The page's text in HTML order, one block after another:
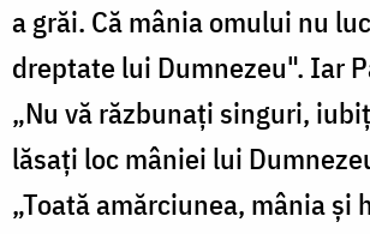
a grăi. Că mânia omului nu
dreptate lui Dumnezeu". Iar
„Nu vă răzbunaţi singuri,
lăsaţi loc mâniei lui
„Toată amărciunea, mânia şi